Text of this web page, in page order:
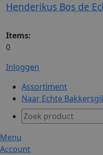
Henderikus Bos de
Items:
0
Inloggen
Assortiment
Naar Echte
Menu
Account